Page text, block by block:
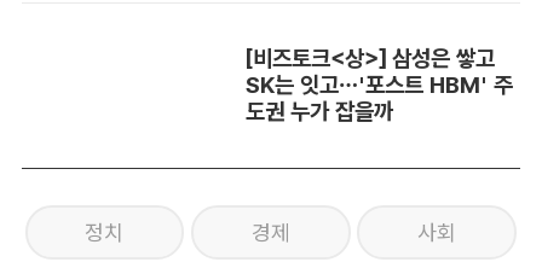
[비즈토크<상>] 삼성은 쌓고
SK는 잇고…'포스트 HBM' 주
도권 누가 잡을까
정치 경제 사회